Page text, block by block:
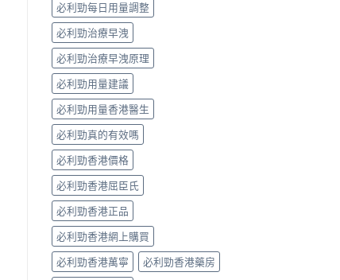
必利勁每日用量調整
必利勁治療早洩
必利勁治療早洩原理
必利勁用量建議
必利勁用量香港醫生
必利勁真的有效嗎
必利勁香港價格
必利勁香港屈臣氏
必利勁香港正品
必利勁香港網上購買
必利勁香港萬寧
必利勁香港藥房